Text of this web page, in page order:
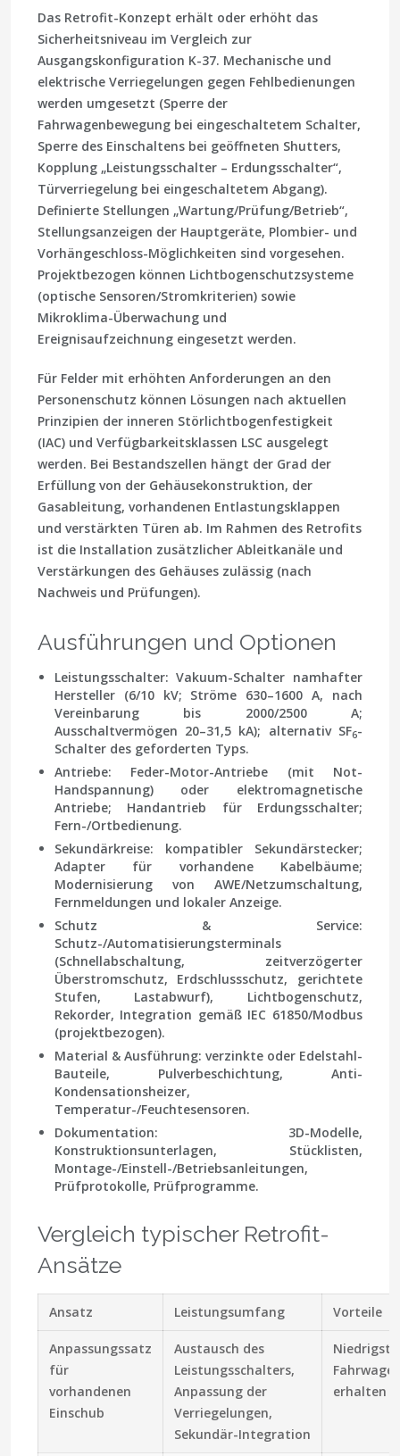
Das Retrofit-Konzept erhält oder erhöht das
Sicherheitsniveau im Vergleich zur
Ausgangskonfiguration K-37. Mechanische und
elektrische Verriegelungen gegen Fehlbedienungen
werden umgesetzt (Sperre der
Fahrwagenbewegung bei eingeschaltetem Schalter,
Sperre des Einschaltens bei geöffneten Shutters,
Kopplung „Leistungsschalter – Erdungsschalter“,
Türverriegelung bei eingeschaltetem Abgang).
Definierte Stellungen „Wartung/Prüfung/Betrieb“,
Stellungsanzeigen der Hauptgeräte, Plombier- und
Vorhängeschloss-Möglichkeiten sind vorgesehen.
Projektbezogen können Lichtbogenschutzsysteme
(optische Sensoren/Stromkriterien) sowie
Mikroklima-Überwachung und
Ereignisaufzeichnung eingesetzt werden.
Für Felder mit erhöhten Anforderungen an den
Personenschutz können Lösungen nach aktuellen
Prinzipien der inneren Störlichtbogenfestigkeit
(IAC) und Verfügbarkeitsklassen LSC ausgelegt
werden. Bei Bestandszellen hängt der Grad der
Erfüllung von der Gehäusekonstruktion, der
Gasableitung, vorhandenen Entlastungsklappen
und verstärkten Türen ab. Im Rahmen des Retrofits
ist die Installation zusätzlicher Ableitkanäle und
Verstärkungen des Gehäuses zulässig (nach
Nachweis und Prüfungen).
Ausführungen und Optionen
Leistungsschalter: Vakuum-Schalter namhafter
Hersteller (6/10 kV; Ströme 630–1600 A, nach
Vereinbarung bis 2000/2500 A;
Ausschaltvermögen 20–31,5 kA); alternativ SF6-
Schalter des geforderten Typs.
Antriebe: Feder-Motor-Antriebe (mit Not-
Handspannung) oder elektromagnetische
Antriebe; Handantrieb für Erdungsschalter;
Fern-/Ortbedienung.
Sekundärkreise: kompatibler Sekundärstecker;
Adapter für vorhandene Kabelbäume;
Modernisierung von AWE/Netzumschaltung,
Fernmeldungen und lokaler Anzeige.
Schutz & Service:
Schutz-/Automatisierungsterminals
(Schnellabschaltung, zeitverzögerter
Überstromschutz, Erdschlussschutz, gerichtete
Stufen, Lastabwurf), Lichtbogenschutz,
Rekorder, Integration gemäß IEC 61850/Modbus
(projektbezogen).
Material & Ausführung: verzinkte oder Edelstahl-
Bauteile, Pulverbeschichtung, Anti-
Kondensationsheizer,
Temperatur-/Feuchtesensoren.
Dokumentation: 3D-Modelle,
Konstruktionsunterlagen, Stücklisten,
Montage-/Einstell-/Betriebsanleitungen,
Prüfprotokolle, Prüfprogramme.
Vergleich typischer Retrofit-
Ansätze
Ansatz Leistungsumfang Vorteile
Anpassungssatz
für
vorhandenen
Einschub
Austausch des
Leistungsschalters,
Anpassung der
Verriegelungen,
Sekundär-Integration
erhalten